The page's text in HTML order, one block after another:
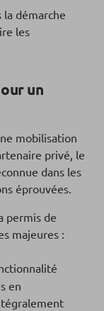
démarche
les
un
mobilisation
privé, le
dans les
éprouvées.
permis de
majeures :
en